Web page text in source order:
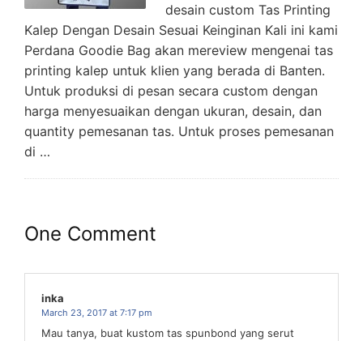
desain custom Tas Printing
Kalep Dengan Desain Sesuai Keinginan Kali ini kami
Perdana Goodie Bag akan mereview mengenai tas
printing kalep untuk klien yang berada di Banten.
Untuk produksi di pesan secara custom dengan
harga menyesuaikan dengan ukuran, desain, dan
quantity pemesanan tas. Untuk proses pemesanan
di …
One Comment
inka
March 23, 2017 at 7:17 pm
Mau tanya, buat kustom tas spunbond yang serut